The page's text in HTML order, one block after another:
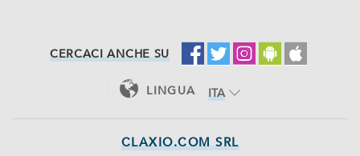
CERCACI ANCHE SU
LINGUA
ITA
CLAXIO.COM SRL